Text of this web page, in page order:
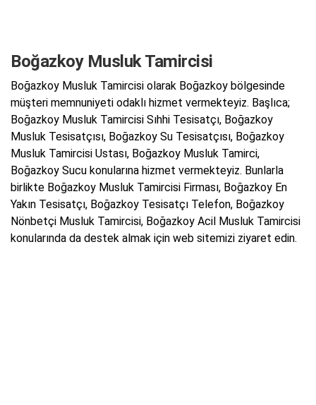
Boğazkoy Musluk Tamircisi
Boğazkoy Musluk Tamircisi olarak Boğazkoy bölgesinde
müşteri memnuniyeti odaklı hizmet vermekteyiz. Başlıca;
Boğazkoy Musluk Tamircisi Sıhhi Tesisatçı, Boğazkoy
Musluk Tesisatçısı, Boğazkoy Su Tesisatçısı, Boğazkoy
Musluk Tamircisi Ustası, Boğazkoy Musluk Tamirci,
Boğazkoy Sucu konularına hizmet vermekteyiz. Bunlarla
birlikte Boğazkoy Musluk Tamircisi Firması, Boğazkoy En
Yakın Tesisatçı, Boğazkoy Tesisatçı Telefon, Boğazkoy
Nönbetçi Musluk Tamircisi, Boğazkoy Acil Musluk Tamircisi
konularında da destek almak için web sitemizi ziyaret edin.